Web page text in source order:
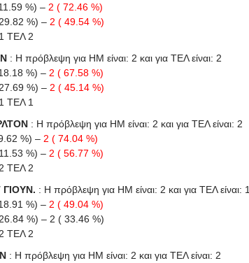
%) – 2 ( 72.46 %)
%) – 2 ( 49.54 %)
ΤΕΛ 2
: Η πρόβλεψη για HΜ είναι: 2 και για ΤΕΛ είναι: 2
%) – 2 ( 67.58 %)
%) – 2 ( 45.14 %)
ΤΕΛ 1
: Η πρόβλεψη για HΜ είναι: 2 και για ΤΕΛ είναι: 2
%) – 2 ( 74.04 %)
%) – 2 ( 56.77 %)
ΤΕΛ 2
: Η πρόβλεψη για HΜ είναι: 2 και για ΤΕΛ είναι: 1
%) – 2 ( 49.04 %)
%) – 2 ( 33.46 %)
ΤΕΛ 2
: Η πρόβλεψη για HΜ είναι: 2 και για ΤΕΛ είναι: 2